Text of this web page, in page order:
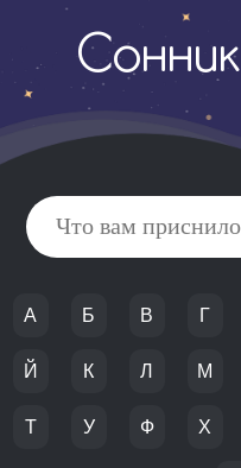
Сонник
А Б В Г
Й К Л М
Т У Ф Х